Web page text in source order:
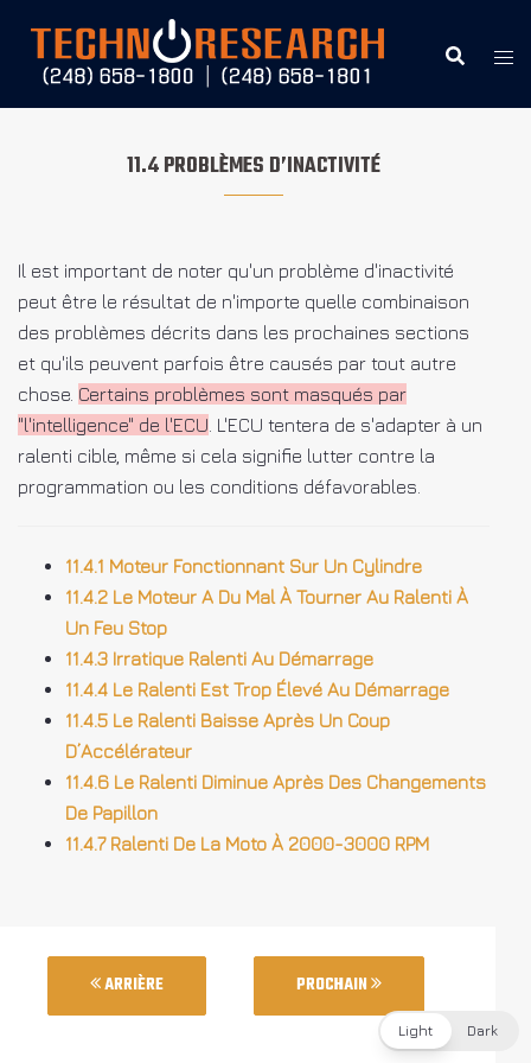
contenu
11.4 PROBLÈMES D’INACTIVITÉ
Il est important de noter qu'un problème d'inactivité
peut être le résultat de n'importe quelle combinaison
des problèmes décrits dans les prochaines sections
et qu'ils peuvent parfois être causés par tout autre
chose. Certains problèmes sont masqués par
"l'intelligence" de l'ECU . L'ECU tentera de s'adapter à un
ralenti cible, même si cela signifie lutter contre la
programmation ou les conditions défavorables.
11.4.1 Moteur Fonctionnant Sur Un Cylindre
11.4.2 Le Moteur A Du Mal À Tourner Au Ralenti À
Un Feu Stop
11.4.3 Irratique Ralenti Au Démarrage
11.4.4 Le Ralenti Est Trop Élevé Au Démarrage
11.4.5 Le Ralenti Baisse Après Un Coup
D’Accélérateur
11.4.6 Le Ralenti Diminue Après Des Changements
De Papillon
11.4.7 Ralenti De La Moto À 2000-3000 RPM
ARRIÈRE PROCHAIN
Light Dark